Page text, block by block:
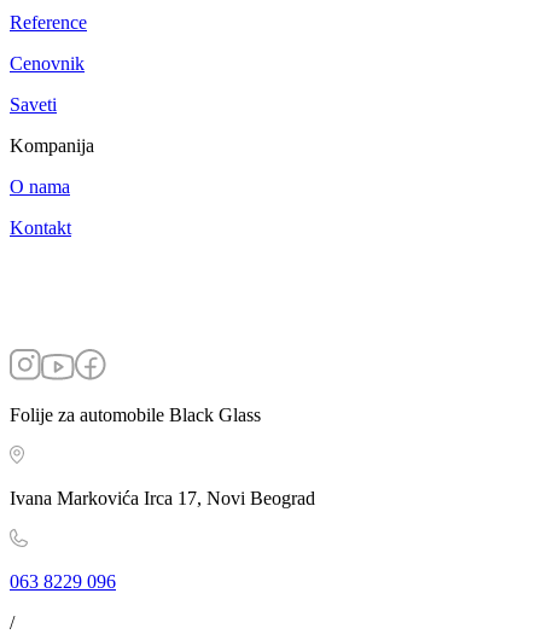
Reference
Cenovnik
Saveti
Kompanija
O nama
Kontakt
Folije za automobile Black Glass
Ivana Markovića Irca 17, Novi Beograd
063 8229 096
/